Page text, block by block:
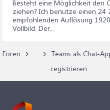
Besteht eine Möglichkeit den
ziehen? Ich benutze einen
empfohlenden Auflösung
Vollbild. Der...
Foren ...
Teams als Chat-
registrieren